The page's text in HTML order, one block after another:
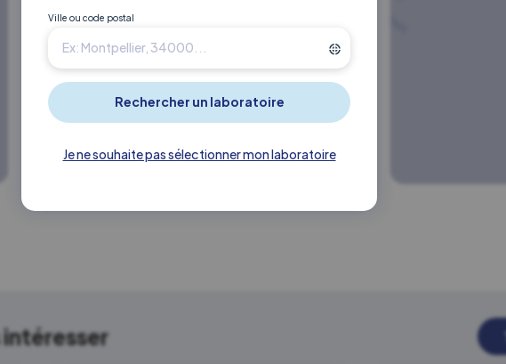
Ville ou code postal
Je ne souhaite pas sélectionner mon laboratoire
internet sur le
nouveau site inovie.fr